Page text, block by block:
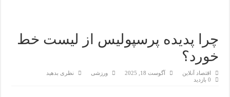
چرا پدیده پرسپولیس از لیست خط
خورد؟
اقتصاد آنلاین آگوست 18, 2025 ورزشی
نظری بدهید
0 بازدید